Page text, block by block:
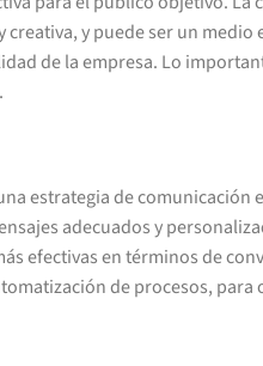
y puede ser un
de la empresa. Lo
estrategia de comunicación
adecuados y
efectivas en términos de
de procesos,